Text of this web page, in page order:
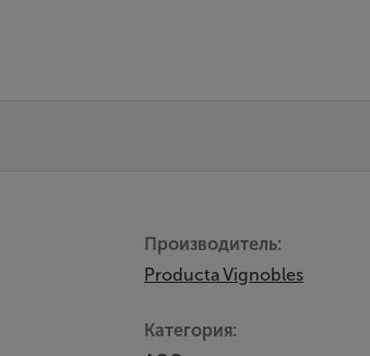
Производитель:
Producta Vignobles
Категория: